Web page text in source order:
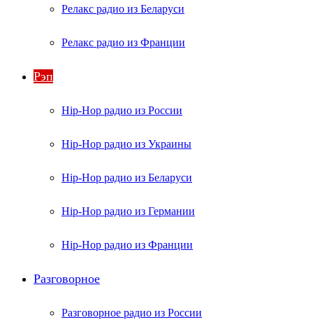
Релакс радио из Беларуси
Релакс радио из Франции
Рэп
Hip-Hop радио из России
Hip-Hop радио из Украины
Hip-Hop радио из Беларуси
Hip-Hop радио из Германии
Hip-Hop радио из Франции
Разговорное
Разговорное радио из России